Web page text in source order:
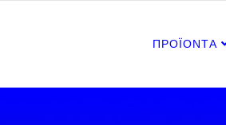
ΠΡΟΪΟΝΤΑ